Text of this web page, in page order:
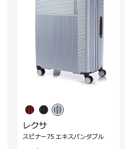
レクサ
スピナー75 エキスパンダブル